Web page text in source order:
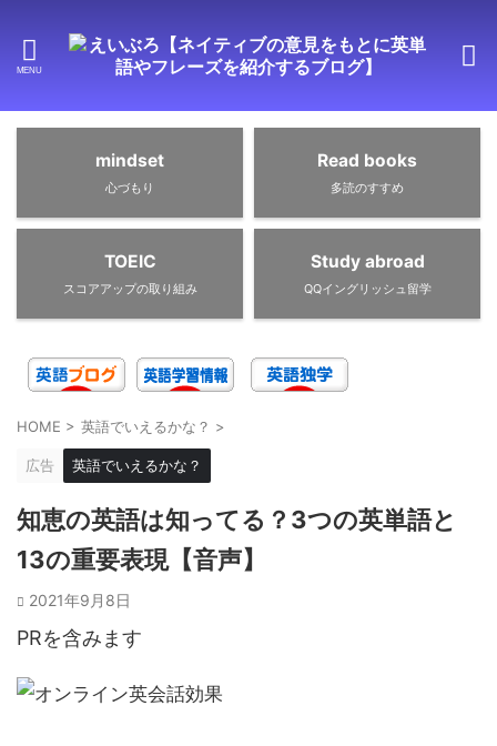
mindset
心づもり
Read books
多読のすすめ
TOEIC
スコアアップの取り組み
Study abroad
QQイングリッシュ留学
HOME > 英語でいえるかな？ >
広告 英語でいえるかな？
知恵の英語は知ってる？3つの英単語と
13の重要表現【音声】
2021年9月8日
PRを含みます